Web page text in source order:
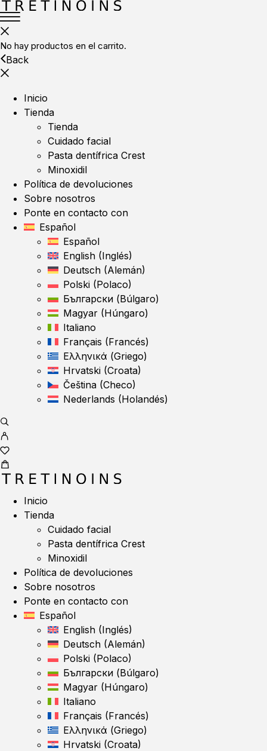
No hay productos en el carrito.
Back
Inicio
Tienda
Tienda
Cuidado facial
Pasta dentífrica Crest
Minoxidil
Política de devoluciones
Sobre nosotros
Ponte en contacto con
Español
Español
English (Inglés)
Deutsch (Alemán)
Polski (Polaco)
Български (Búlgaro)
Magyar (Húngaro)
Italiano
Français (Francés)
Ελληνικά (Griego)
Hrvatski (Croata)
Čeština (Checo)
Nederlands (Holandés)
Inicio
Tienda
Cuidado facial
Pasta dentífrica Crest
Minoxidil
Política de devoluciones
Sobre nosotros
Ponte en contacto con
Español
English (Inglés)
Deutsch (Alemán)
Polski (Polaco)
Български (Búlgaro)
Magyar (Húngaro)
Italiano
Français (Francés)
Ελληνικά (Griego)
Hrvatski (Croata)